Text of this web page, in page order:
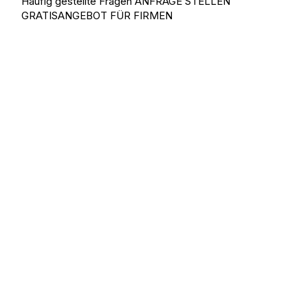
GRATISANGEBOT FÜR FIRMEN